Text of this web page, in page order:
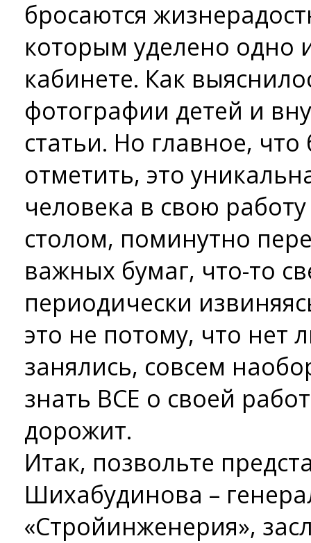
бросаются
которым уделено одно
кабинете. Как
фотографии детей и
статьи. Но главное,
отметить, это
человека в свою
столом, поминутно
важных бумаг, что-то
периодически
это не потому, что нет
занялись, совсем
знать ВСЕ о своей
дорожит.
Итак, позвольте
Шихабудинова –
«Стройинженерия»,